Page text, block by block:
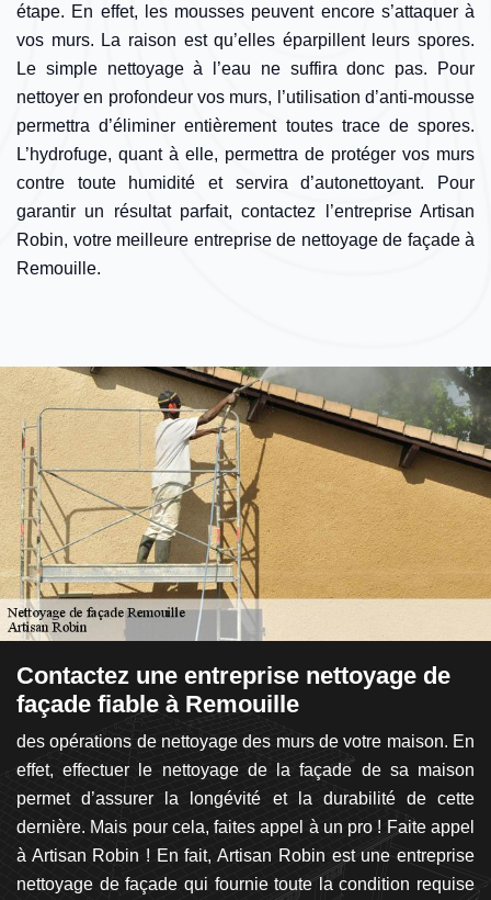
étape. En effet, les mousses peuvent encore s’attaquer à
vos murs. La raison est qu’elles éparpillent leurs spores.
Le simple nettoyage à l’eau ne suffira donc pas. Pour
nettoyer en profondeur vos murs, l’utilisation d’anti-mousse
permettra d’éliminer entièrement toutes trace de spores.
L’hydrofuge, quant à elle, permettra de protéger vos murs
contre toute humidité et servira d’autonettoyant. Pour
garantir un résultat parfait, contactez l’entreprise Artisan
Robin, votre meilleure entreprise de nettoyage de façade à
Remouille.
Contactez une entreprise nettoyage de
façade fiable à Remouille
des opérations de nettoyage des murs de votre maison. En
effet, effectuer le nettoyage de la façade de sa maison
permet d’assurer la longévité et la durabilité de cette
dernière. Mais pour cela, faites appel à un pro ! Faite appel
à Artisan Robin ! En fait, Artisan Robin est une entreprise
nettoyage de façade qui fournie toute la condition requise